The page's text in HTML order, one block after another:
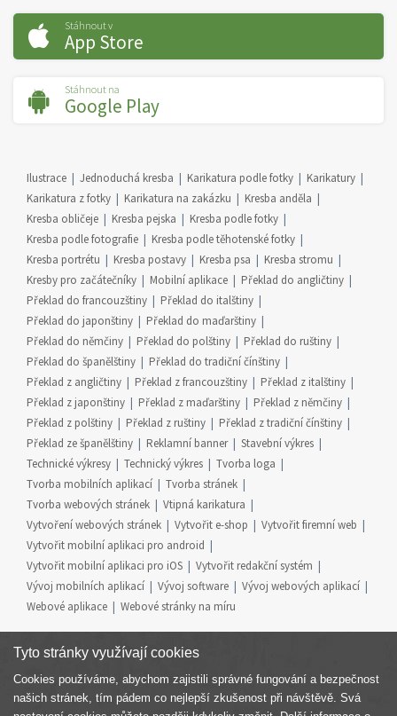
Stáhnout v
App Store
Stáhnout na
Google Play
Ilustrace Jednoduchá kresba Karikatura podle fotky
Karikatury
Karikatura z fotky
Karikatura na zakázku
Kresba anděla
Kresba obličeje
Kresba pejska
Kresba podle fotky
Kresba podle fotografie
Kresba podle těhotenské fotky
Kresba portrétu
Kresba postavy Kresba psa
Kresba stromu
Kresby pro začátečníky
Mobilní aplikace
Překlad do angličtiny
Překlad do francouzštiny
Překlad do italštiny
Překlad do japonštiny
Překlad do maďarštiny
Překlad do němčiny
Překlad do polštiny
Překlad do ruštiny
Překlad do španělštiny
Překlad do tradiční čínštiny
Překlad z angličtiny
Překlad z francouzštiny
Překlad z italštiny
Překlad z japonštiny
Překlad z maďarštiny
Překlad z němčiny
Překlad z polštiny
Překlad z ruštiny
Překlad z tradiční čínštiny
Překlad ze španělštiny
Reklamní banner
Stavební výkres
Technické výkresy
Technický výkres
Tvorba loga
Tvorba mobilních aplikací
Tvorba stránek
Tvorba webových stránek
Vtipná karikatura
Vytvoření webových stránek
Vytvořit e-shop
Vytvořit firemní web
Vytvořit mobilní aplikaci pro android
Vytvořit mobilní aplikaci pro iOS
Vytvořit redakční systém
Vývoj mobilních aplikací
Vývoj software
Vývoj webových aplikací
Webové aplikace
Webové stránky na míru
Součást skupiny
Tyto stránky využívají cookies
Cookies používáme, abychom zajistili správné fungování a bezpečnost
našich stránek, tím pádem co nejlepší zkušenost při návštěvě. Svá